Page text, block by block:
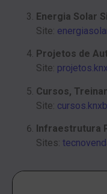
Energia Solar
Site:
Projetos de
Site:
Cursos,
Site:
Infraestrutura
Sites: